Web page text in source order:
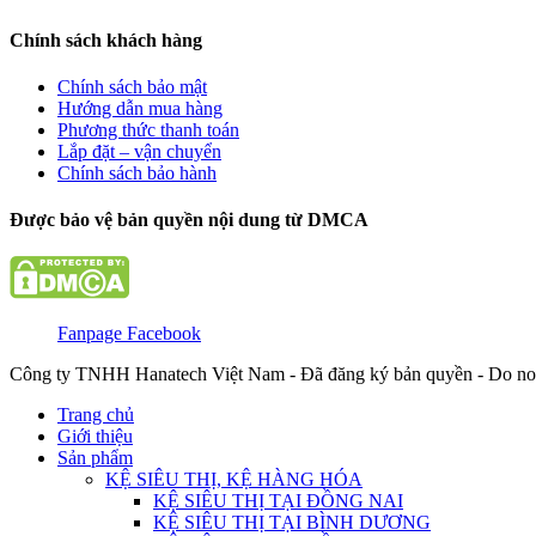
Chính sách khách hàng
Chính sách bảo mật
Hướng dẫn mua hàng
Phương thức thanh toán
Lắp đặt – vận chuyển
Chính sách bảo hành
Được bảo vệ bản quyền nội dung từ DMCA
Fanpage Facebook
Công ty TNHH Hanatech Việt Nam - Đã đăng ký bản quyền - Do
Trang chủ
Giới thiệu
Sản phẩm
KỆ SIÊU THỊ, KỆ HÀNG HÓA
KỆ SIÊU THỊ TẠI ĐỒNG NAI
KỆ SIÊU THỊ TẠI BÌNH DƯƠNG